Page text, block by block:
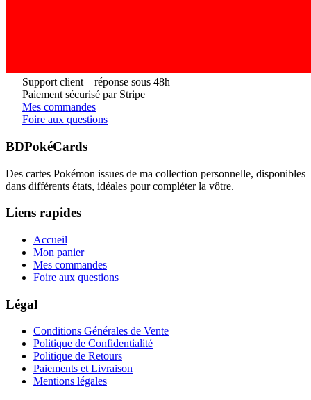
Support client – réponse sous 48h
Paiement sécurisé par Stripe
Mes commandes
Foire aux questions
BDPokéCards
Des cartes Pokémon issues de ma collection personnelle, disponibles
dans différents états, idéales pour compléter la vôtre.
Liens rapides
Accueil
Mon panier
Mes commandes
Foire aux questions
Légal
Conditions Générales de Vente
Politique de Confidentialité
Politique de Retours
Paiements et Livraison
Mentions légales